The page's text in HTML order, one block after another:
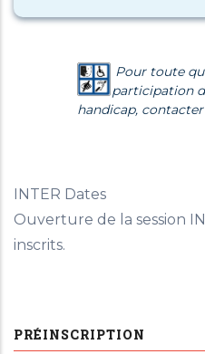
Pour toute
participation
handicap,
INTER Dates
Ouverture de la session
inscrits.
PRÉINSCRIPTION